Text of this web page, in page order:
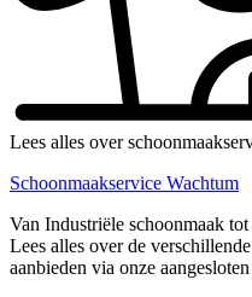
Lees alles over
Schoonmaakservice Wachtum
Van Industriële schoonmaak
Lees alles over de
aanbieden via onze